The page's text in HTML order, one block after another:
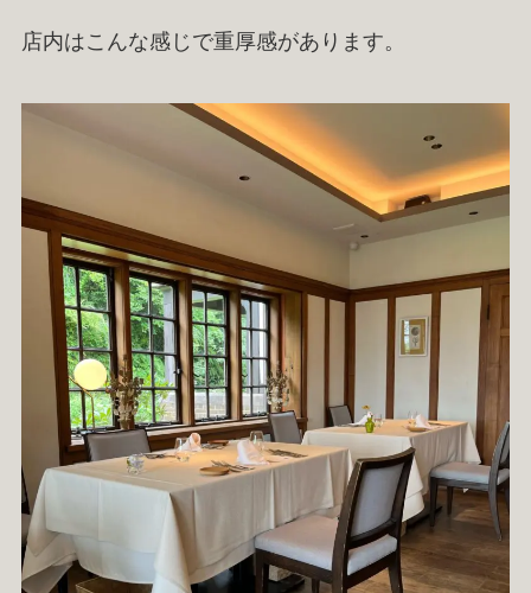
店内はこんな感じで重厚感があります。